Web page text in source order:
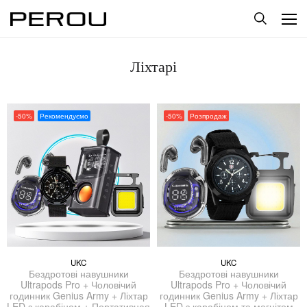
Ліхтарі
-50% Рекомендуємо
UKC
Бездротові навушники
Ultrapods Pro + Чоловічий
годинник Genius Army + Ліхтар
-50% Розпродаж
UKC
Бездротові навушники
Ultrapods Pro + Чоловічий
годинник Genius Army + Ліхтар